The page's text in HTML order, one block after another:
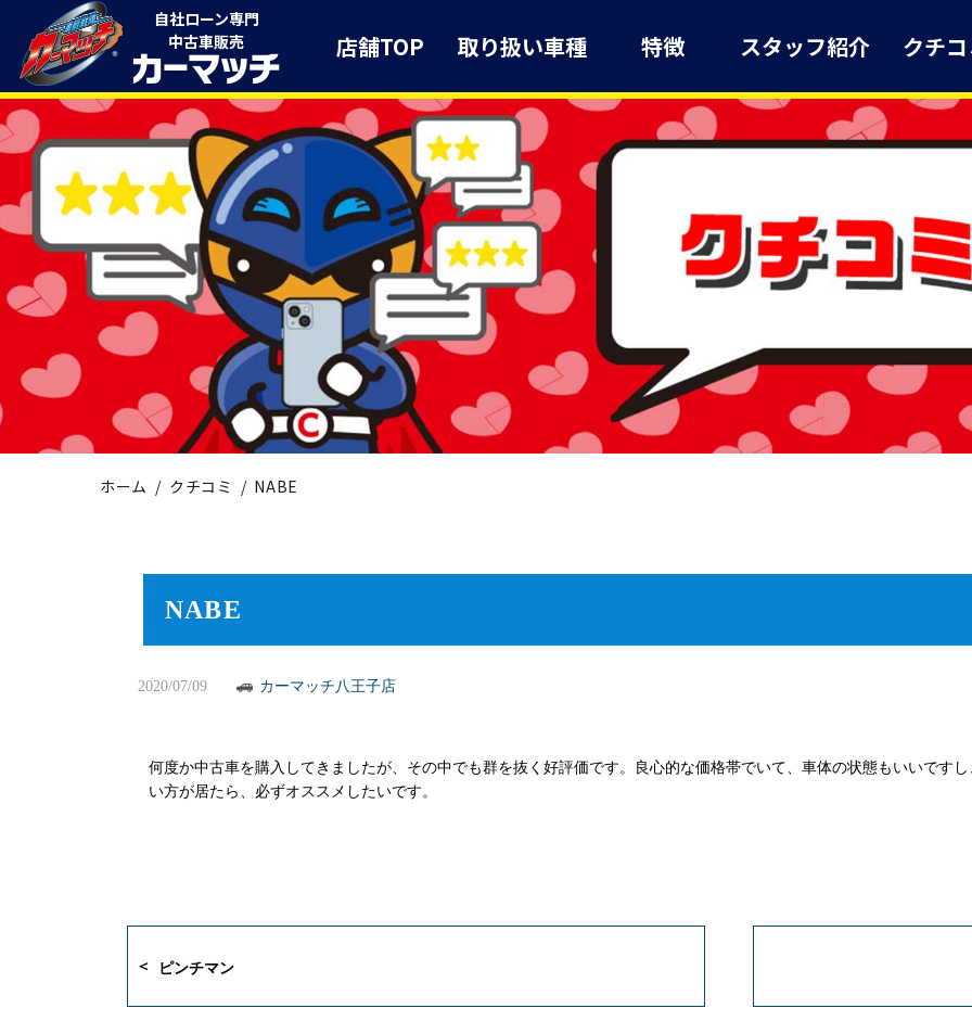
自社ローン専門
中古車販売
店舗TOP 取り扱い車種 特徴 スタッフ紹介 クチ
ホーム クチコミ NABE
NABE
2020/07/09 カーマッチ八王子店
何度か中古車を購入してきましたが、その中でも群を抜く好評価です。良心的な価格帯でいて、車体の状態もいいです
い方が居たら、必ずオススメしたいです。
ピンチマン